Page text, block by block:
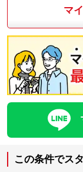
マ
この条件でス